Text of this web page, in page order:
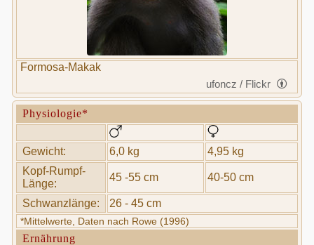
Formosa-Makak
ufoncz / Flickr
Physiologie*
Gewicht: 6,0 kg
4,95 kg
Kopf-Rumpf-
Länge:
45 -55 cm 40-50 cm
Schwanzlänge: 26 - 45 cm
*Mittelwerte, Daten nach Rowe (1996)
Ernährung